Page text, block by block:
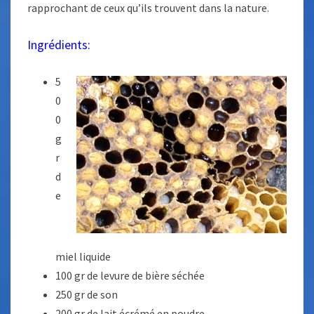
rapprochant de ceux qu’ils trouvent dans la nature.
Ingrédients:
5
0
0
g
r
d
e
miel liquide
100 gr de levure de bière séchée
250 gr de son